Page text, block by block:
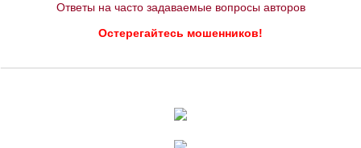
Ответы на часто задаваемые вопросы авторов
Остерегайтесь мошенников!